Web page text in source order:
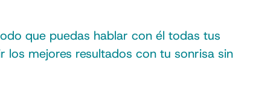
que puedas hablar con él todas tus
los mejores resultados con tu sonrisa sin